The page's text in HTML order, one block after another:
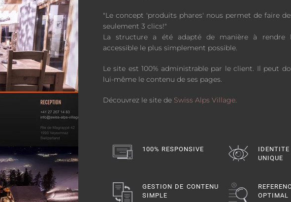
"Le concept 'produits phares' nous permet de faire
seulement 3 clics!"
La structure a été adapté de manière à rendre
accessible le plus simplement possible.
Le site est 100% administrable par le client. Il peut
lui-même le contenu de ses pages.
Découvrez le site de Swiss Alps Village.
100% RESPONSIVE
UNIQUE
GESTION DE CONTENU
SIMPLE
OPTIMAL